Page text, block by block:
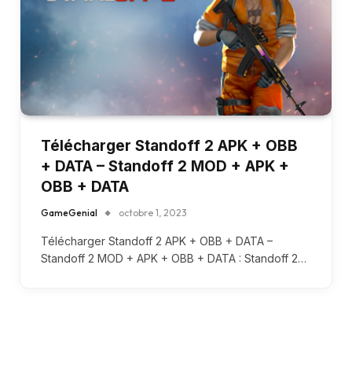
Télécharger Standoff 2 APK + OBB
+ DATA – Standoff 2 MOD + APK +
OBB + DATA
GameGenial octobre 1, 2023
Télécharger Standoff 2 APK + OBB + DATA –
Standoff 2 MOD + APK + OBB + DATA : Standoff 2…